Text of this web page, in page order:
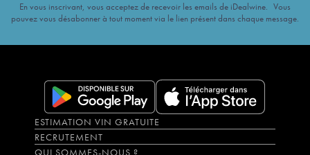
En vous inscrivant, vous acceptez de recevoir les emails de iDealwine. Vous
pouvez vous désabonner à tout moment via le lien présent dans chaque message.
ESTIMATION VIN GRATUITE
RECRUTEMENT
QUI SOMMES-NOUS ?